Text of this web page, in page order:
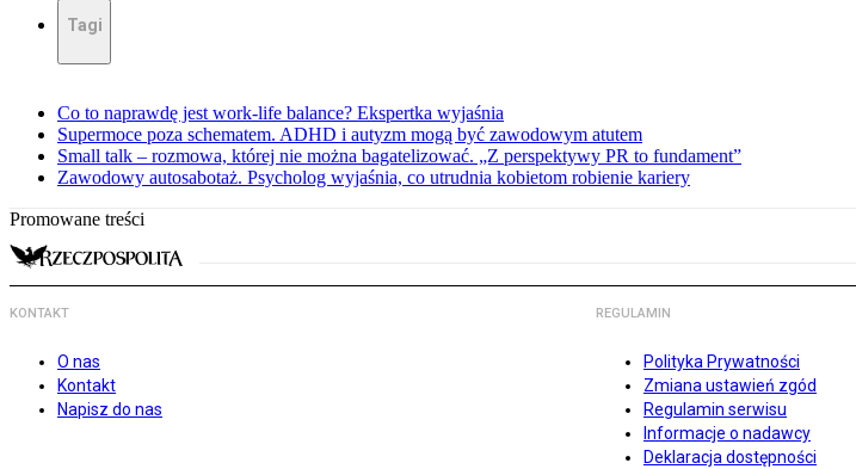
Tagi
Co to naprawdę jest work-life balance? Ekspertka wyjaśnia
Supermoce poza schematem. ADHD i autyzm mogą być zawodowym atutem
Small talk – rozmowa, której nie można bagatelizować. „Z perspektywy PR to fundament”
Zawodowy autosabotaż. Psycholog wyjaśnia, co utrudnia kobietom robienie kariery
Promowane treści
KONTAKT
O nas
Kontakt
Napisz do nas
REGULAMIN
Polityka Prywatności
Zmiana ustawień zgód
Regulamin serwisu
Informacje o nadawcy
Deklaracja dostępności